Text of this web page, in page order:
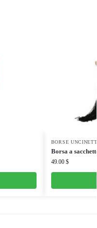
BORSE
Borsa a
49.00 $